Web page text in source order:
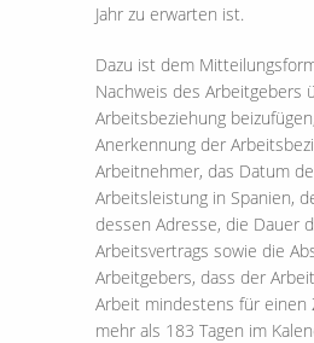
Jahr zu erwarten ist.
Dazu ist dem
Nachweis des Arbeitgebers
Arbeitsbeziehung
Anerkennung der
Arbeitnehmer, das Datum
Arbeitsleistung in Spanien,
dessen Adresse, die Dauer
Arbeitsvertrags sowie die
Arbeitgebers, dass der
Arbeit mindestens für einen
mehr als 183 Tagen im